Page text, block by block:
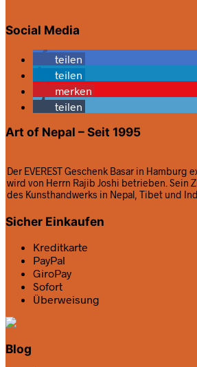
Social Media
teilen
teilen
merken
teilen
Art of Nepal – Seit 1995
Der EVEREST Geschenk Basar in Hamburg
wird von Herrn Rajib Joshi betrieben. Sein
des Kunsthandwerks in Nepal, Tibet und
Sicher Einkaufen
Kreditkarte
PayPal
GiroPay
Sofort
Überweisung
Blog